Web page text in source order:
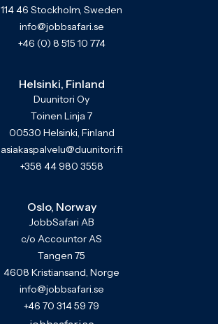
114 46 Stockholm, Sweden
info@jobbsafari.se
+46 (0) 8 515 10 774
Helsinki, Finland
Duunitori Oy
Toinen Linja 7
00530 Helsinki, Finland
asiakaspalvelu@duunitori.fi
+358 44 980 3558
Oslo, Norway
JobbSafari AB
c/o Accountor AS
Tangen 75
4608 Kristiansand, Norge
info@jobbsafari.se
+46 70 314 59 79